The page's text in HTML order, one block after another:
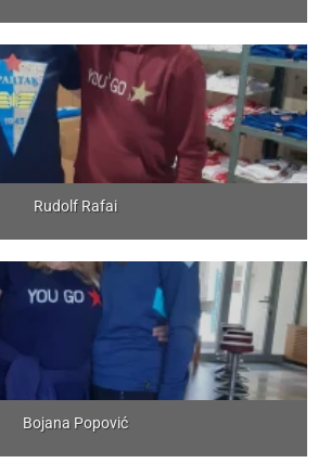
Rudolf Rafai
Bojana Popović